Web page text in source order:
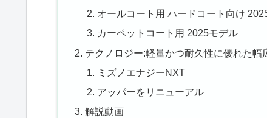
オールコート用 ハードコート向け
カーペットコート用 2025モデル
テクノロジー:軽量かつ耐久性に優れた
ミズノエナジーNXT
アッパーをリニューアル
解説動画